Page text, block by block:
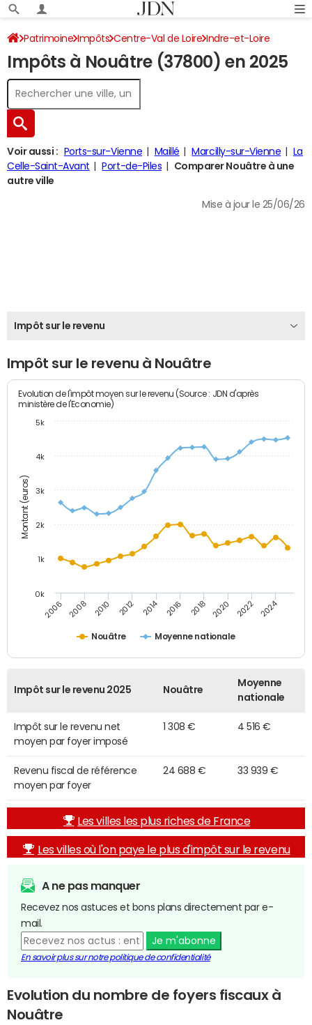
Patrimoine Impôts Centre-Val de Loire Indre-et-Loire
Nouâtre Impôt sur le revenu
Impôts à Nouâtre (37800) en 2025
Voir aussi : Ports-sur-Vienne Maillé Marcilly-sur-Vienne
La
Celle-Saint-Avant
Port-de-Piles
Comparer Nouâtre à une
autre ville
Mise à jour le 25/06/26
Impôt sur le revenu
Impôt sur le revenu à Nouâtre
Montant (euros)
Evolution de l'impôt moyen sur le revenu (Source : JDN d'après
ministère de l'Economie)
Nouâtre Moyenne nationale
2006 2008 2010 2012 2014 2016 2018 2020 2022 2024
0k
1k
2k
3k
4k
5k
Impôt sur le revenu 2025 Nouâtre
Moyenne
nationale
Impôt sur le revenu net
moyen par foyer imposé
1 308 € 4 516 €
Revenu fiscal de référence
moyen par foyer
24 688 € 33 939 €
Les villes les plus riches de France
Les villes où l'on paye le plus d'impôt sur le revenu
A ne pas manquer
Recevez nos astuces et bons plans directement par e-
mail.
Je m'abonne
En savoir plus sur notre politique de confidentialité
Evolution du nombre de foyers fiscaux à
Nouâtre